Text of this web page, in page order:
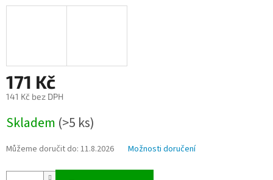
171 Kč
141 Kč bez DPH
cena:
Skladem (>5 ks)
Můžeme doručit do: 11.8.2026 Možnosti doručení